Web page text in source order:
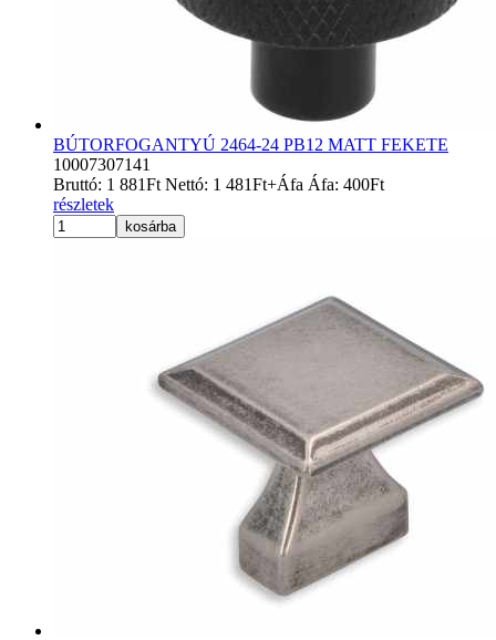
BÚTORFOGANTYÚ 2464-24 PB12 MATT FEKETE
10007307141
Bruttó: 1 881Ft Nettó: 1 481Ft+Áfa Áfa: 400Ft
részletek
kosárba